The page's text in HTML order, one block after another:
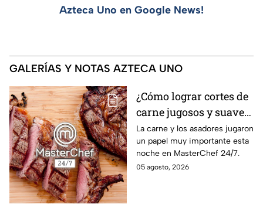
Azteca Uno en Google News!
GALERÍAS Y NOTAS AZTECA UNO
¿Cómo lograr cortes de
carne jugosos y suaves
al estilo MasterChef
24/7?
La carne y los asadores jugaron
un papel muy importante esta
noche en MasterChef 24/7.
05 agosto, 2026